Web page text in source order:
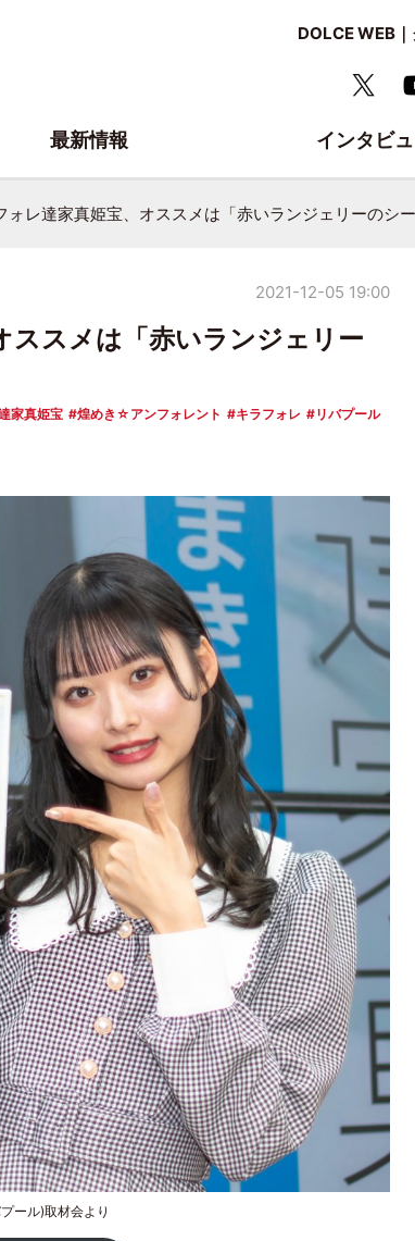
DOLCE WEB
ォレ達家真姫宝、オススメは「赤いランジェリーのシー
2021-12-05 19:00
ススメは「赤いランジェリー
家真姫宝 煌めき☆アンフォレント キラフォレ
リバプール
ール)取材会より
最新情報 インタビ